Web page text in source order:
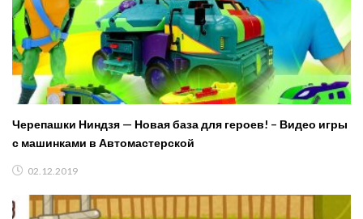
Черепашки Ниндзя — Новая база для героев! – Видео игры
с машинками в Автомастерской
02.12.2019